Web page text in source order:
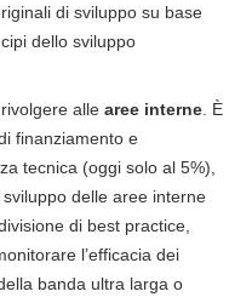
di sviluppo su base
dello sviluppo
alle aree interne . È
finanziamento e
tecnica (oggi solo al 5%),
delle aree interne
di best practice,
l’efficacia dei
banda ultra larga o